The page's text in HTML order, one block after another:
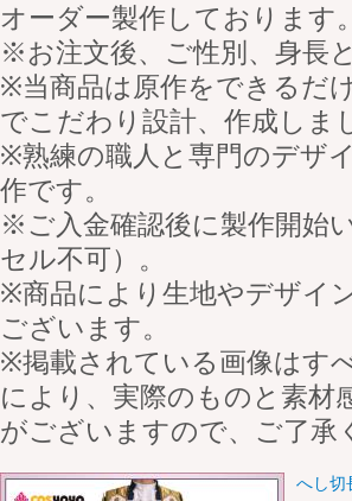
オーダー製作しております
※お注文後、ご性別、身長
※当商品は原作をできるだ
でこだわり設計、作成しま
※熟練の職人と専門のデザ
作です。
※ご入金確認後に製作開始
セル不可）。
※商品により生地やデザイ
ございます。
※掲載されている画像はす
により、実際のものと素材
がございますので、ご了承
へし切